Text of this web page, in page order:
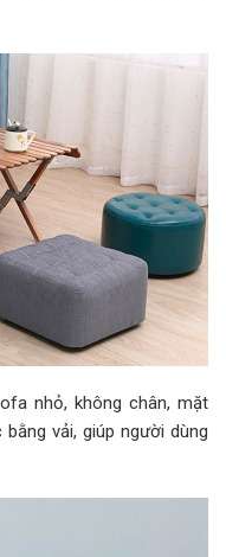
nhỏ, không chân, mặt
vải, giúp người dùng